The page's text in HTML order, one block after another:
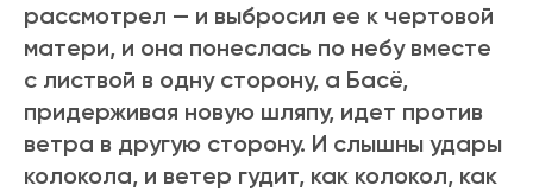
рассмотрел — и выбросил ее к чертовой
матери, и она понеслась по небу вместе
с листвой в одну сторону, а Басё,
придерживая новую шляпу, идет против
ветра в другую сторону. И слышны удары
колокола, и ветер гудит, как колокол, как